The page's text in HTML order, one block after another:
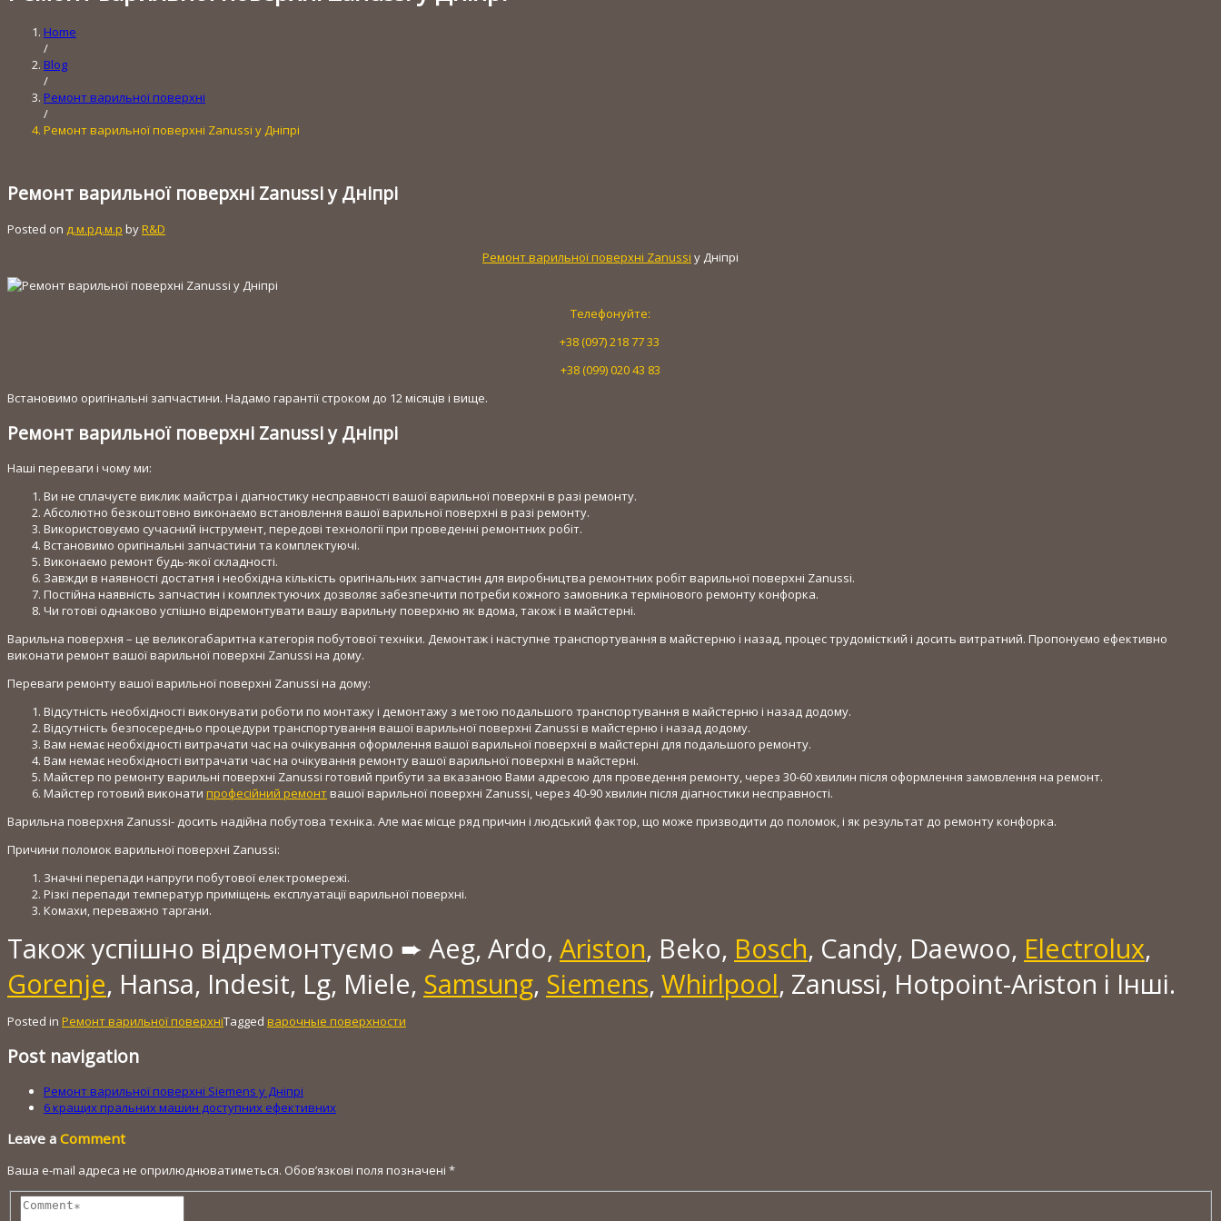
Home
/
Blog
/
Ремонт варильної поверхні
/
Ремонт варильної поверхні Zanussi у Дніпрі
Ремонт варильної поверхні Zanussi у Дніпрі
Posted on д.м.рд.м.р by R&D
Ремонт варильної поверхні Zanussi у Дніпрі
Телефонуйте:
+38 (097) 218 77 33
+38 (099) 020 43 83
Встановимо оригінальні запчастини. Надамо гарантії строком до 12 місяців і вище.
Ремонт варильної поверхні Zanussi у Дніпрі
Наші переваги і чому ми:
Ви не сплачуєте виклик майстра і діагностику несправності вашої варильної поверхні в разі ремонту.
Абсолютно безкоштовно виконаємо встановлення вашої варильної поверхні в разі ремонту.
Використовуємо сучасний інструмент, передові технології при проведенні ремонтних робіт.
Встановимо оригінальні запчастини та комплектуючі.
Виконаємо ремонт будь-якої складності.
Завжди в наявності достатня і необхідна кількість оригінальних запчастин для виробництва ремонтних робіт варильної поверхні Zanussi.
Постійна наявність запчастин і комплектуючих дозволяє забезпечити потреби кожного замовника термінового ремонту конфорка.
Чи готові однаково успішно відремонтувати вашу варильну поверхню як вдома, також і в майстерні.
Варильна поверхня – це великогабаритна категорія побутової техніки. Демонтаж і наступне транспортування в майстерню і назад, процес трудомісткий і досить витратний. Пропонуємо ефективно
виконати ремонт вашої варильної поверхні Zanussi на дому.
Переваги ремонту вашої варильної поверхні Zanussi на дому:
Відсутність необхідності виконувати роботи по монтажу і демонтажу з метою подальшого транспортування в майстерню і назад додому.
Відсутність безпосередньо процедури транспортування вашої варильної поверхні Zanussi в майстерню і назад додому.
Вам немає необхідності витрачати час на очікування оформлення вашої варильної поверхні в майстерні для подальшого ремонту.
Вам немає необхідності витрачати час на очікування ремонту вашої варильної поверхні в майстерні.
Майстер по ремонту варильні поверхні Zanussi готовий прибути за вказаною Вами адресою для проведення ремонту, через 30-60 хвилин після оформлення замовлення на ремонт.
Майстер готовий виконати професійний ремонтвашої варильної поверхні Zanussi, через 40-90 хвилин після діагностики несправності.
Варильна поверхня Zanussi- досить надійна побутова техніка. Але має місце ряд причин і людський фактор, що може призводити до поломок, і як результат до ремонту конфорка.
Причини поломок варильної поверхні Zanussi:
Значні перепади напруги побутової електромережі.
Різкі перепади температур приміщень експлуатації варильної поверхні.
Комахи, переважно таргани.
Також успішно відремонтуємо ➨ Aeg, Ardo, Ariston, Beko, Bosch, Candy, Daewoo, Electrolux,
Gorenje, Hansa, Indesit, Lg, Miele, Samsung, Siemens, Whirlpool, Zanussi, Hotpoint-Ariston і Інші.
Posted in Ремонт варильної поверхніTagged варочные поверхности
Post navigation
Ремонт варильної поверхні Siemens у Дніпрі
6 кращих пральних машин доступних ефективних
Leave a Comment
Ваша e-mail адреса не оприлюднюватиметься. Обов’язкові поля позначені *